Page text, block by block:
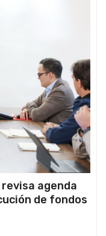
agenda
de fondos